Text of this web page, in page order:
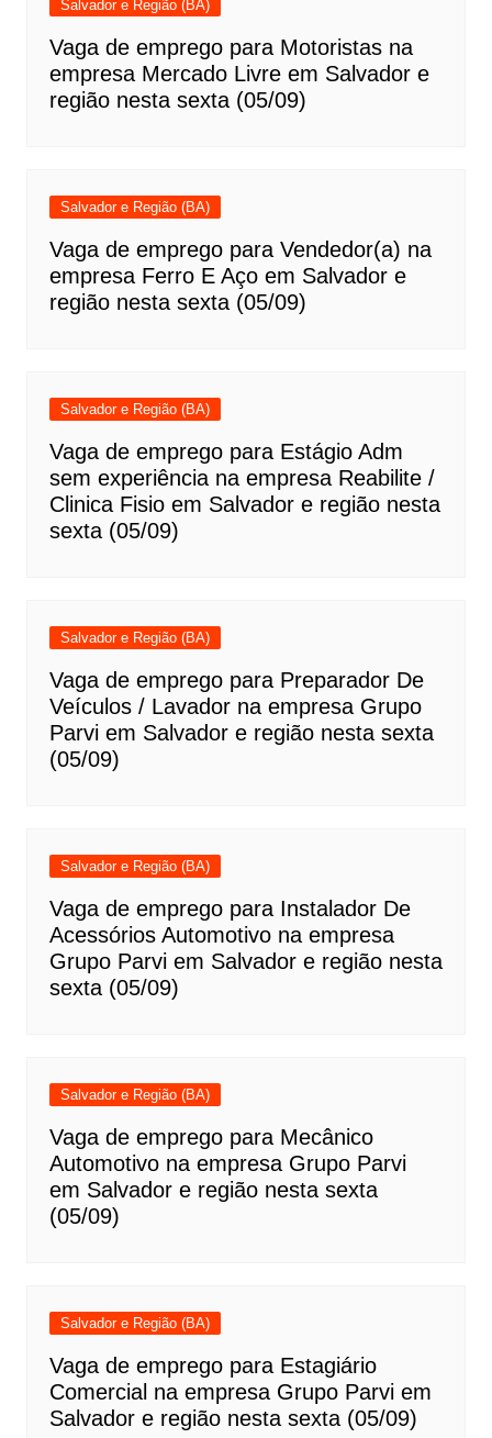
Salvador e Região (BA)
Vaga de emprego para Motoristas na
empresa Mercado Livre em Salvador e
região nesta sexta (05/09)
Salvador e Região (BA)
Vaga de emprego para Vendedor(a) na
empresa Ferro E Aço em Salvador e
região nesta sexta (05/09)
Salvador e Região (BA)
Vaga de emprego para Estágio Adm
sem experiência na empresa Reabilite /
Clinica Fisio em Salvador e região nesta
sexta (05/09)
Salvador e Região (BA)
Vaga de emprego para Preparador De
Veículos / Lavador na empresa Grupo
Parvi em Salvador e região nesta sexta
(05/09)
Salvador e Região (BA)
Vaga de emprego para Instalador De
Acessórios Automotivo na empresa
Grupo Parvi em Salvador e região nesta
sexta (05/09)
Salvador e Região (BA)
Vaga de emprego para Mecânico
Automotivo na empresa Grupo Parvi
em Salvador e região nesta sexta
(05/09)
Salvador e Região (BA)
Vaga de emprego para Estagiário
Comercial na empresa Grupo Parvi em
Salvador e região nesta sexta (05/09)